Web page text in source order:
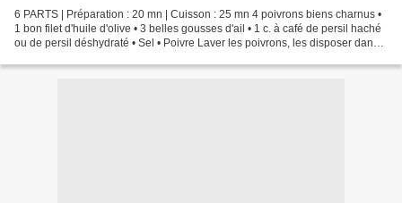
6 PARTS | Préparation : 20 mn | Cuisson : 25 mn 4 poivrons biens charnus •
1 bon filet d'huile d'olive • 3 belles gousses d'ail • 1 c. à café de persil haché
ou de persil déshydraté • Sel • Poivre Laver les poivrons, les disposer dans